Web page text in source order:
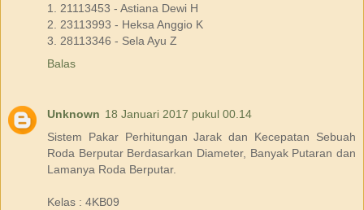
1. 21113453 - Astiana Dewi H
2. 23113993 - Heksa Anggio K
3. 28113346 - Sela Ayu Z
Balas
Unknown 18 Januari 2017 pukul 00.14
Sistem Pakar Perhitungan Jarak dan Kecepatan Sebuah
Roda Berputar Berdasarkan Diameter, Banyak Putaran dan
Lamanya Roda Berputar.
Kelas : 4KB09